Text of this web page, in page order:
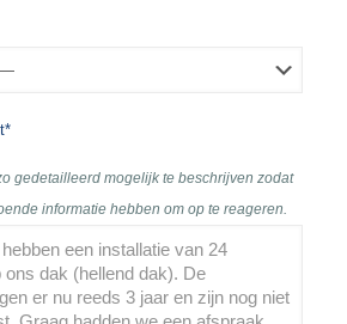
gedetailleerd mogelijk te beschrijven zodat
informatie hebben om op te reageren.